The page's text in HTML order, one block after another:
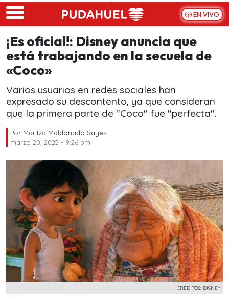
Skip to main content
EN VIVO
¡Es oficial!: Disney anuncia que
está trabajando en la secuela de
«Coco»
Varios usuarios en redes sociales han
expresado su descontento, ya que consideran
que la primera parte de "Coco" fue "perfecta".
Por Maritza Maldonado Sayes
marzo 20, 2025 - 9:26 pm
CRÉDITOS: DISNEY